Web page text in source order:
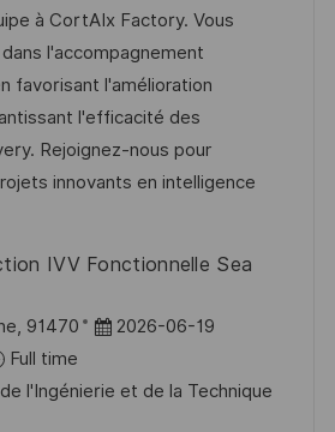
’
a
f
f
i
c
g
à CortAIx Factory. Vous
l'accompagnement
favorisant l'amélioration
l'efficacité des
Rejoignez-nous pour
innovants en intelligence
IVV Fonctionnelle Sea
91470
D
t
2026-06-19
Full time
l'Ingénierie et de la Technique